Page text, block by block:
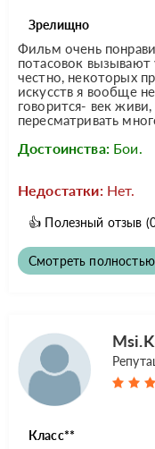
Зрелищно
Фильм очень
потасовок вызывают
честно, некоторых
искусств я вообще
говорится- век
пересматривать
Достоинства: Бои.
Недостатки: Нет.
👍 Полезный отзыв
Смотреть полностью
Класс**